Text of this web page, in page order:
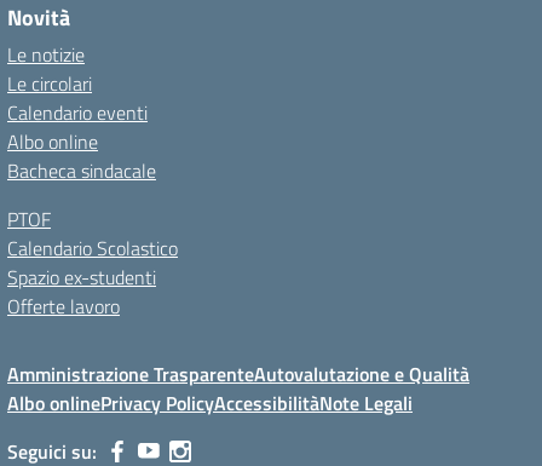
Novità
Le notizie
Le circolari
Calendario eventi
Albo online
Bacheca sindacale
PTOF
Calendario Scolastico
Spazio ex-studenti
Offerte lavoro
Amministrazione TrasparenteAutovalutazione e Qualità
Albo onlinePrivacy PolicyAccessibilitàNote Legali
Seguici su: